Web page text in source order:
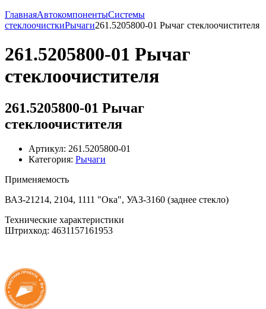
ГлавнаяАвтокомпонентыСистемы
стеклоочисткиРычаги261.5205800-01 Рычаг стеклоочистителя
261.5205800-01 Рычаг
стеклоочистителя
261.5205800-01 Рычаг
стеклоочистителя
Артикул: 261.5205800-01
Категория: Рычаги
Применяемость
ВАЗ-21214, 2104, 1111 "Ока", УАЗ-3160 (заднее стекло)
Технические характеристики
Штрихкод: 4631157161953